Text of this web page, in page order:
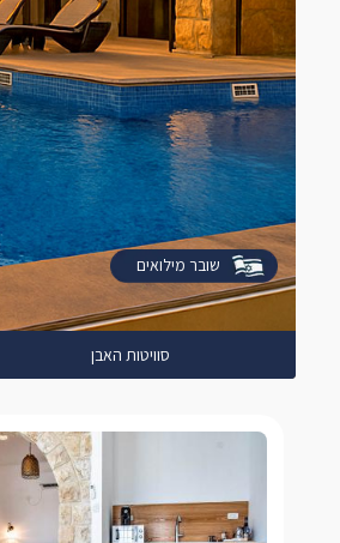
סוויטות האבן
שובר מילואים